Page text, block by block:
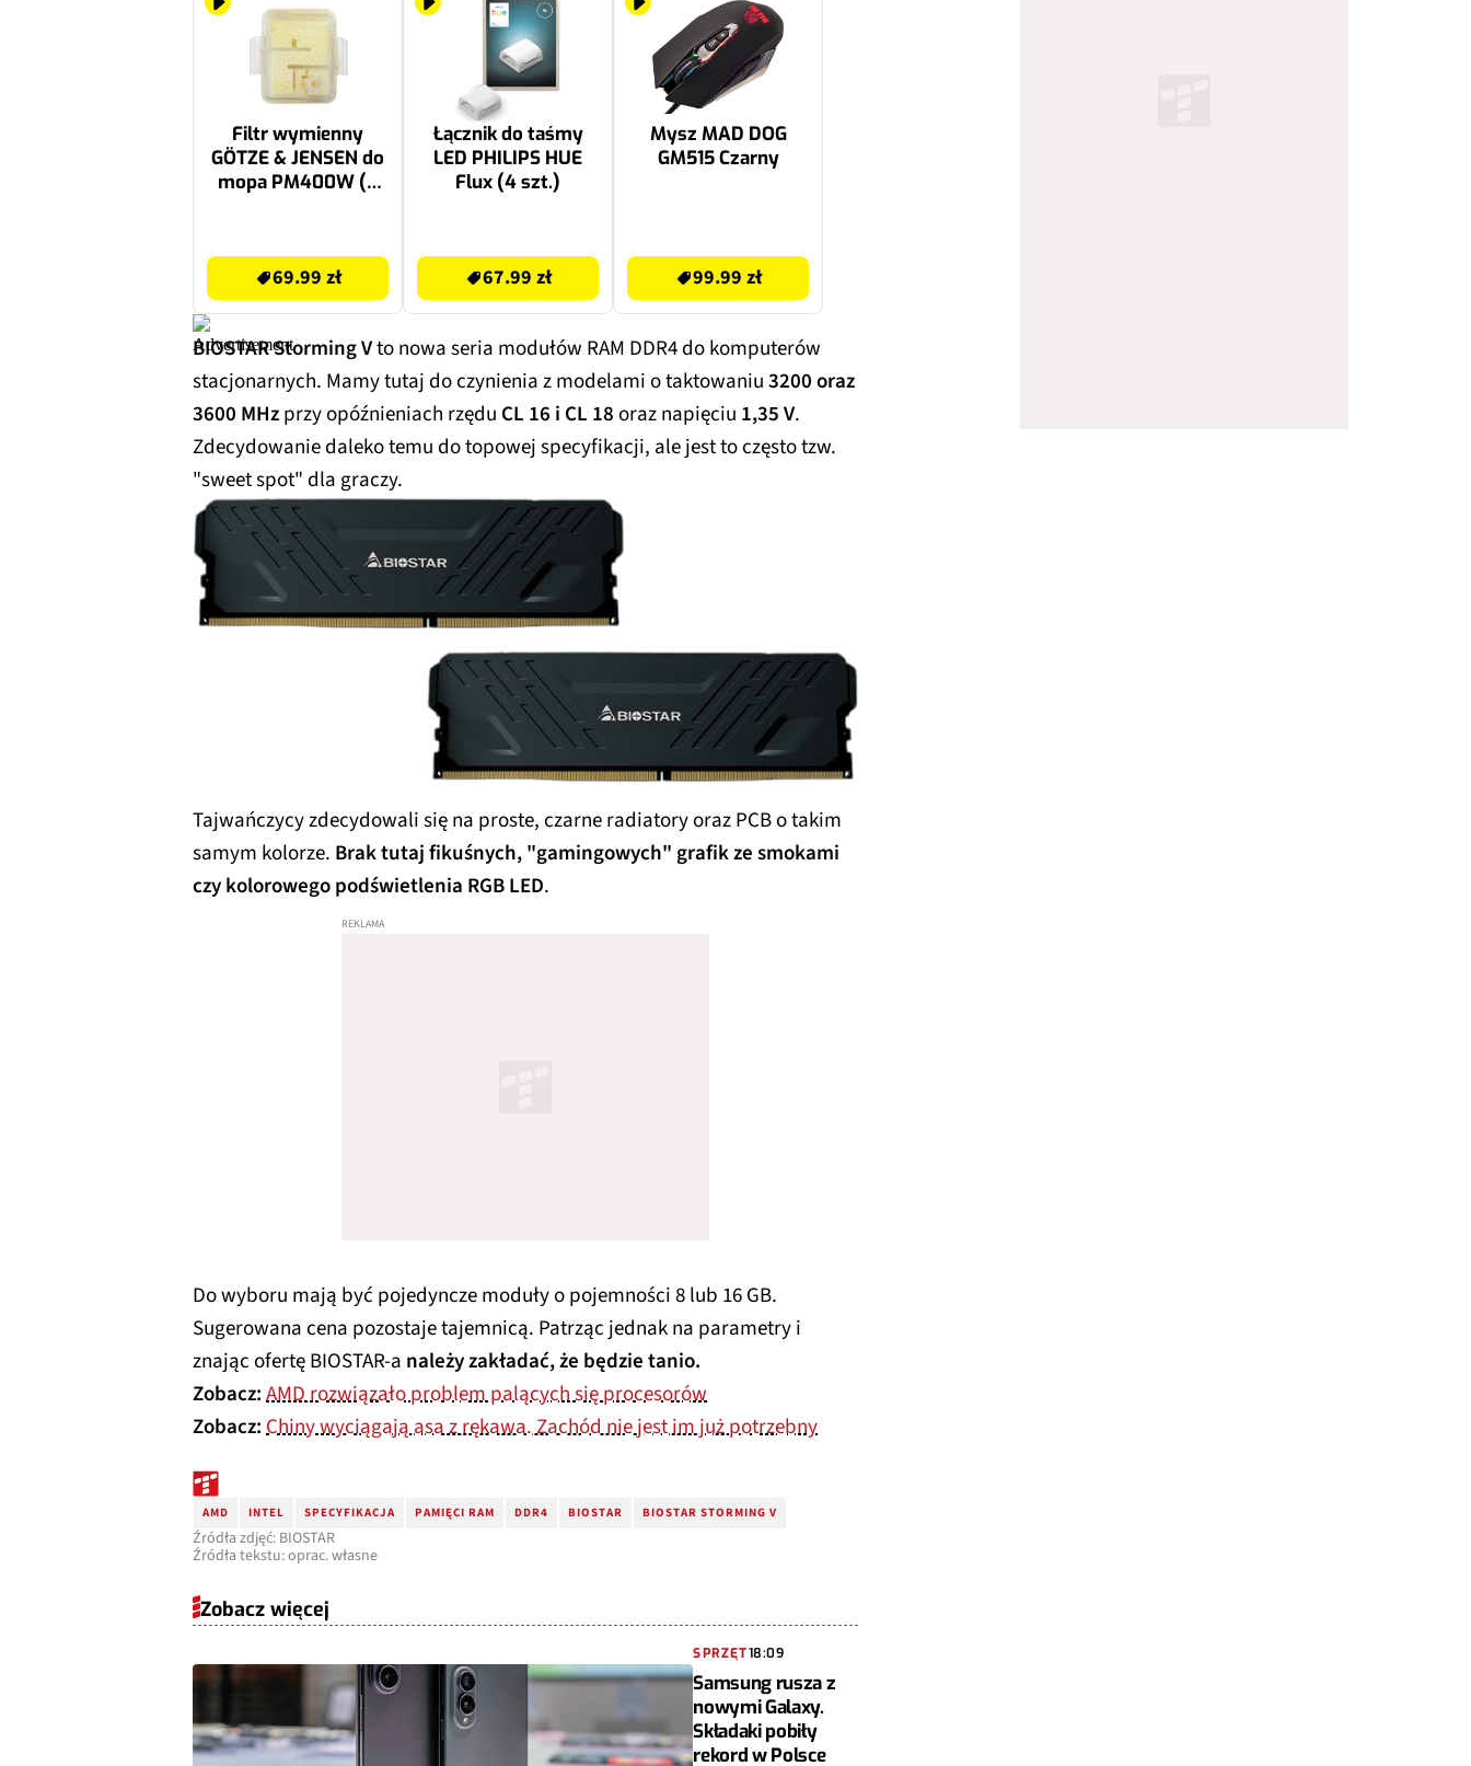
Filtr wymienny
GÖTZE & JENSEN do
mopa PM400W (5
69.99 zł
Łącznik do taśmy
LED PHILIPS HUE
Flux (4 szt.)
67.99 zł
Mysz MAD DOG
GM515 Czarny
99.99 zł
BIOSTAR Storming Vto nowa seria modułów RAM DDR4 do komputerów
stacjonarnych. Mamy tutaj do czynienia z modelami o taktowaniu3200 oraz
3600 MHzprzy opóźnieniach rzędu CL 16 i CL 18oraz napięciu 1,35 V.
Zdecydowanie daleko temu do topowej specyfikacji, ale jest to często tzw.
"sweet spot" dla graczy.
Tajwańczycy zdecydowali się na proste, czarne radiatory oraz PCB o takim
samym kolorze. Brak tutaj fikuśnych, "gamingowych" grafik ze smokami
czy kolorowego podświetlenia RGB LED.
Do wyboru mają być pojedyncze moduły o pojemności 8 lub 16 GB.
Sugerowana cena pozostaje tajemnicą. Patrząc jednak na parametry i
znając ofertę BIOSTAR-a należy zakładać, że będzie tanio.
Zobacz:AMD rozwiązało problem palących się procesorów
Zobacz:Chiny wyciągają asa z rękawa. Zachód nie jest im już potrzebny
AMD INTEL SPECYFIKACJA PAMIĘCI RAM DDR4 BIOSTAR BIOSTAR STORMING V
Źródła zdjęć: BIOSTAR
Źródła tekstu: oprac. własne
Zobacz więcej
SPRZĘT18:09
Samsung rusza z
nowymi Galaxy.
Składaki pobiły
rekord w Polsce